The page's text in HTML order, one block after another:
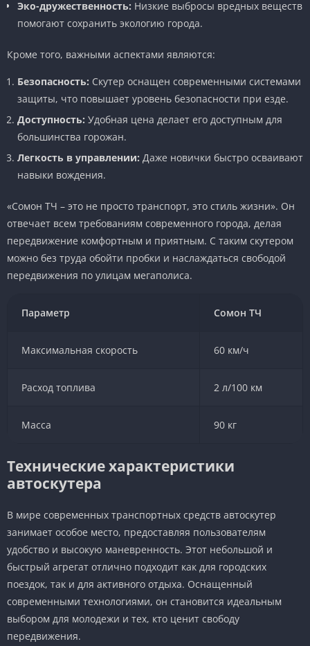
Эко-дружественность: Низкие выбросы вредных веществ
помогают сохранить экологию города.
Кроме того, важными аспектами являются:
Безопасность: Скутер оснащен современными системами
защиты, что повышает уровень безопасности при езде.
Доступность: Удобная цена делает его доступным для
большинства горожан.
Легкость в управлении: Даже новички быстро осваивают
навыки вождения.
«Сомон ТЧ – это не просто транспорт, это стиль жизни». Он
отвечает всем требованиям современного города, делая
передвижение комфортным и приятным. С таким скутером
можно без труда обойти пробки и наслаждаться свободой
передвижения по улицам мегаполиса.
Параметр Сомон ТЧ
Максимальная скорость 60 км/ч
Расход топлива 2 л/100 км
Масса 90 кг
Технические характеристики
автоскутера
В мире современных транспортных средств автоскутер
занимает особое место, предоставляя пользователям
удобство и высокую маневренность. Этот небольшой и
быстрый агрегат отлично подходит как для городских
поездок, так и для активного отдыха. Оснащенный
современными технологиями, он становится идеальным
выбором для молодежи и тех, кто ценит свободу
передвижения.